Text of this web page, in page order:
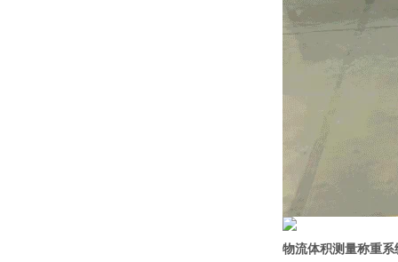
物流体积测量称重系